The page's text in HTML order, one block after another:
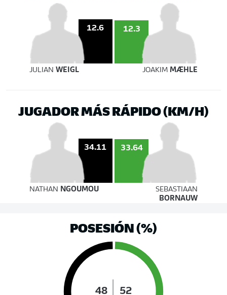
12.6 12.3
JULIAN WEIGL JOAKIMMÆHLE
JUGADOR MÁS RÁPIDO (KM/H)
34.11 33.64
NATHAN NGOUMOU
SEBASTIAAN
BORNAUW
POSESIÓN (%)
48 52